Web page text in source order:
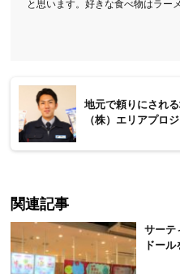
と思います。好きな食べ物はラー
地元で頼りにされ
（株）エリアプロ
関連記事
サーテ
ドー